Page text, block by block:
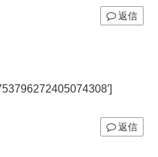
返信
返信